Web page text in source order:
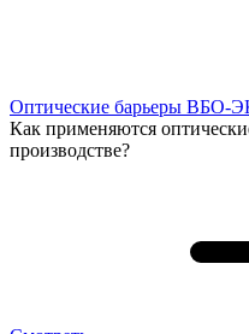
Оптические барьеры ВБО-
Как применяются
производстве?